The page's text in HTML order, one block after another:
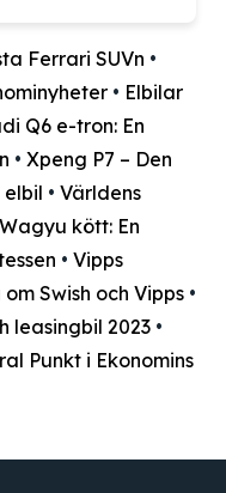
Ferrari SUVn •
• Elbilar
Q6 e-tron: En
• Xpeng P7 – Den
elbil • Världens
Wagyu kött: En
• Vipps
Swish och Vipps •
leasingbil 2023 •
Punkt i Ekonomins